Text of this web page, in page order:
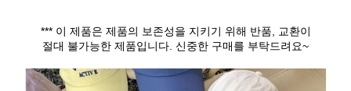
*** 이 제품은 제품의 보존성을 지키기 위해 반품, 교환이
절대 불가능한 제품입니다. 신중한 구매를 부탁드려요~